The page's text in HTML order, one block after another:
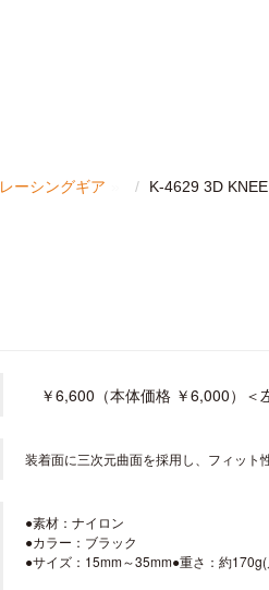
レーシングギア K-4629 3D
￥6,600（本体価格 ￥6,000）＜
装着面に三次元曲面を採用し、フィット
●素材：ナイロン
●カラー：ブラック
●サイズ：15mm～35mm●重さ：約170g(